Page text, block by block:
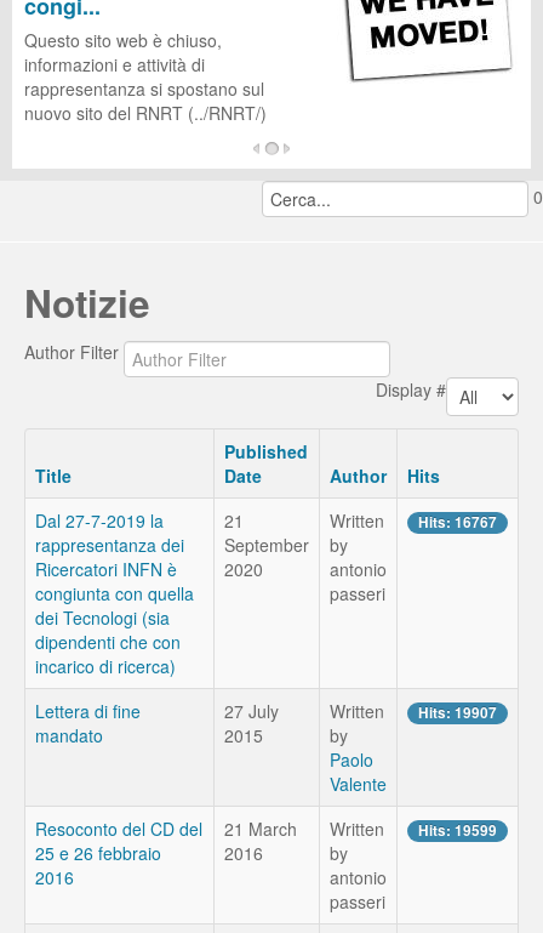
Questo sito web è chiuso,
informazioni e attività di
rappresentanza si spostano sul
nuovo sito del RNRT (../RNRT/)
0
Notizie
Author Filter
Display #
Title
Published
Date
Author
Hits
Dal 27-7-2019 la
rappresentanza dei
Ricercatori INFN è
congiunta con quella
dei Tecnologi (sia
dipendenti che con
incarico di ricerca)
21
September
2020
Written
by
antonio
passeri
Hits: 16767
Lettera di fine
mandato
27 July
2015
Written
by
Paolo
Valente
Hits: 19907
Resoconto del CD del
25 e 26 febbraio
2016
21 March
2016
Written
by
antonio
passeri
Hits: 19599
CUG